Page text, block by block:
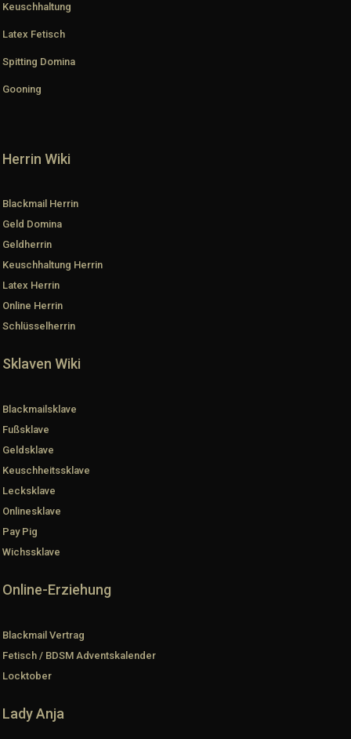
Keuschhaltung
Latex Fetisch
Spitting Domina
Gooning
Herrin Wiki
Blackmail Herrin
Geld Domina
Geldherrin
Keuschhaltung Herrin
Latex Herrin
Online Herrin
Schlüsselherrin
Sklaven Wiki
Blackmailsklave
Fußsklave
Geldsklave
Keuschheitssklave
Lecksklave
Onlinesklave
Pay Pig
Wichssklave
Online-Erziehung
Blackmail Vertrag
Fetisch / BDSM Adventskalender
Locktober
Lady Anja